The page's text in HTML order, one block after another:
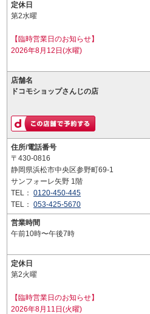
定休日
第2水曜
【臨時営業日のお知らせ】
2026年8月12日(水曜)
店舗名
ドコモショップさんじの店
住所/電話番号
〒430-0816
静岡県浜松市中央区参野町69-1
サンフォーレ矢野 1階
TEL： 0120-450-445
TEL： 053-425-5670
営業時間
午前10時〜午後7時
定休日
第2火曜
【臨時営業日のお知らせ】
2026年8月11日(火曜)